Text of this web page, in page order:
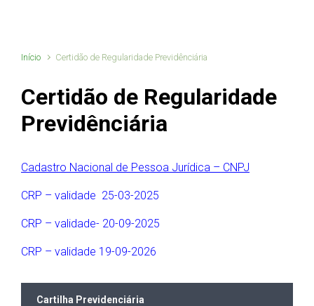
Início Certidão de Regularidade Previdênciária
Certidão de Regularidade
Previdênciária
Cadastro Nacional de Pessoa Jurídica – CNPJ
CRP – validade 25-03-2025
CRP – validade- 20-09-2025
CRP – validade 19-09-2026
Cartilha Previdenciária